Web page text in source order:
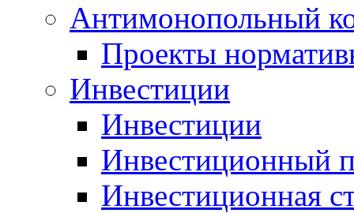
Антимонопольный
Проекты
Инвестиции
Инвестиции
Инвестиционный
Инвестиционная